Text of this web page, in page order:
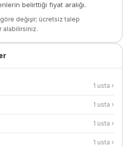
belirttiği fiyat aralığı.
değişir; ücretsiz talep
alabilirsiniz.
1 usta ›
1 usta ›
1 usta ›
1 usta ›